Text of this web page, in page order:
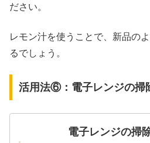
ださい。
レモン汁を使うことで、新品の
るでしょう。
活用法⑥：電子レンジの掃
電子レンジの掃